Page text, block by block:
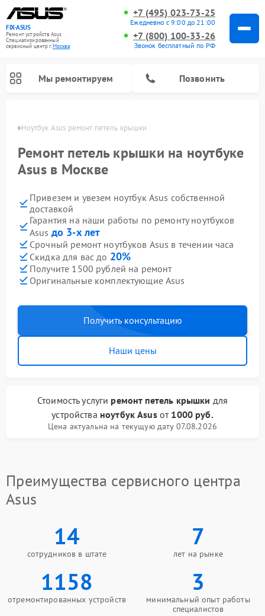
FIX-ASUS
Ремонт устройств Asus
Специализированный
cервисный центр г.Москва
+7 (495) 023-73-25
Ежедневно с 9:00 до 21:00
+7 (800) 100-33-26
Звонок бесплатный по РФ
Мы ремонтируем Позвонить
Ноутбук Asus ремонт петель крышки
Ремонт петель крышки на ноутбуке
Asus в Москве
Привезем и увезем ноутбук Asus собственной
доставкой
Гарантия на наши работы по ремонту ноутбуков
Asus до 3-х лет
Срочный ремонт ноутбуков Asus в течении часа
Скидка для вас до 20%
Получите 1500 рублей на ремонт
Оригинальные комплектующие Asus
Получить консультацию
Наши цены
Стоимость услуги ремонт петель крышки для
устройства ноутбук Asusот 1000 руб.
Цена актуальна на текущую дату 07.08.2026
Преимущества сервисного центра
Asus
14
сотрудников в штате
7
лет на рынке
1158
отремонтированных устройств
3
минимальный опыт работы
специалистов